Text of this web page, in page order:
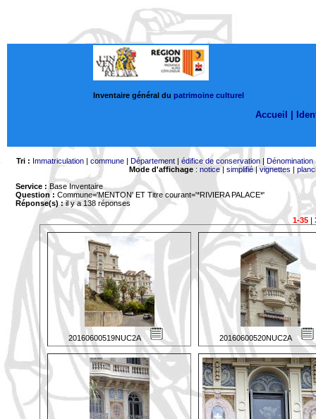
Inventaire général du patrimoine culturel
Accueil |
Tri : Immatriculation| commune| Département| édifice de conservation| Dénomination
Mode d'affichage: notice| simplifié|vignettes |
Service : Base Inventaire
Question : Commune='MENTON' ET Titre courant='*RIVIERA PALACE*'
Réponse(s) :il y a 138 réponses
1-35|
20160600519NUC2A 20160600520NUC2A